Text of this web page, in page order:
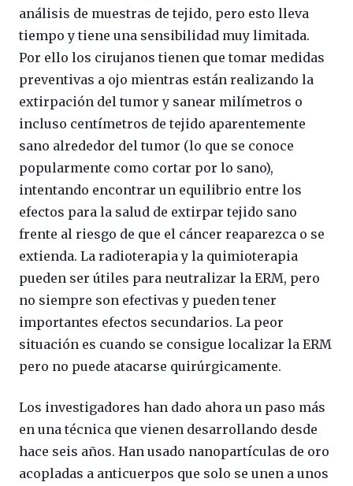
análisis de muestras de tejido, pero esto lleva
tiempo y tiene una sensibilidad muy limitada.
Por ello los cirujanos tienen que tomar medidas
preventivas a ojo mientras están realizando la
extirpación del tumor y sanear milímetros o
incluso centímetros de tejido aparentemente
sano alrededor del tumor (lo que se conoce
popularmente como cortar por lo sano),
intentando encontrar un equilibrio entre los
efectos para la salud de extirpar tejido sano
frente al riesgo de que el cáncer reaparezca o se
extienda. La radioterapia y la quimioterapia
pueden ser útiles para neutralizar la ERM, pero
no siempre son efectivas y pueden tener
importantes efectos secundarios. La peor
situación es cuando se consigue localizar la ERM
pero no puede atacarse quirúrgicamente.
Los investigadores han dado ahora un paso más
en una técnica que vienen desarrollando desde
hace seis años. Han usado nanopartículas de oro
acopladas a anticuerpos que solo se unen a unos